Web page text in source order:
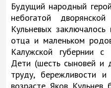
Будущий народный
небогатой
Кульневых
отца и маленьком
Калужской губернии
Дети (шесть сыновей и
труду, бережливости